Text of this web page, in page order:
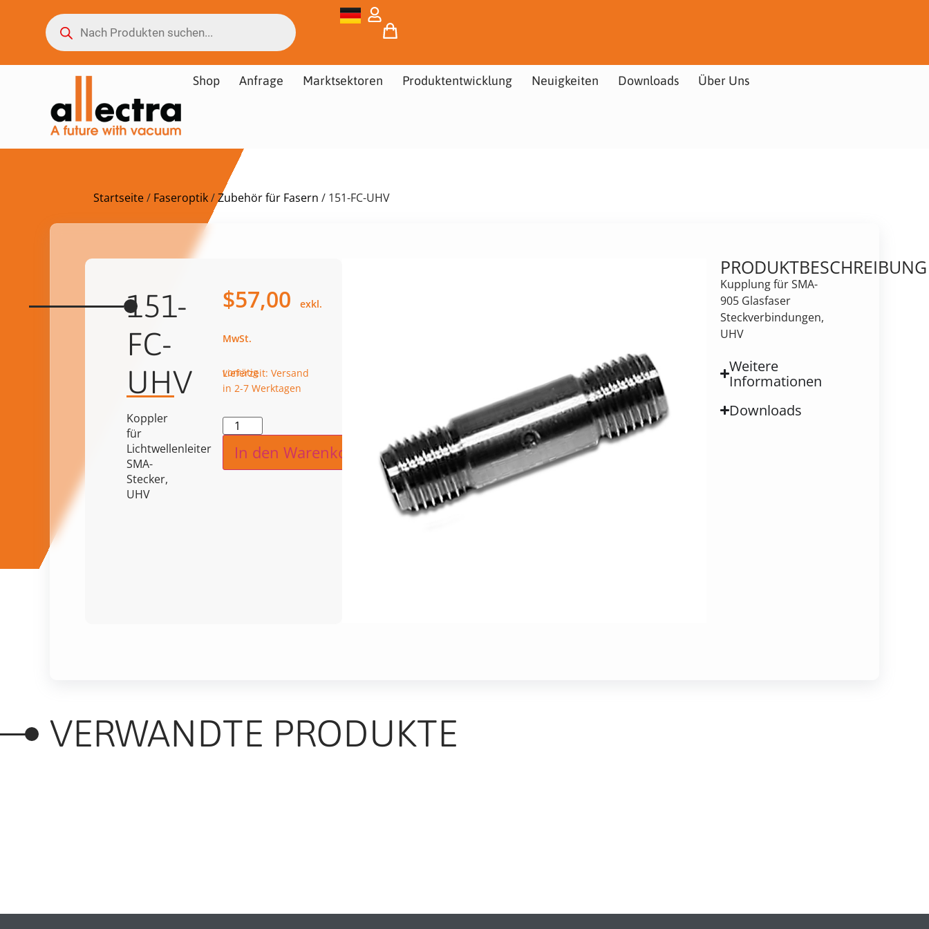
Shop Anfrage Marktsektoren Produktentwicklung Neuigkeiten Downloads Über Uns
Startseite/ Faseroptik/Zubehör für Fasern / 151-FC-UHV
151-
FC-
UHV
Koppler
für
Lichtwellenleiter
SMA-
Stecker,
UHV
$57,00
vorrätig
Lieferzeit: Versand
in 2-7 Werktagen
In den Warenkorb
PRODUKTBESCHREIBUNG
Kupplung für SMA-
905 Glasfaser
Steckverbindungen,
UHV
Weitere
Informationen
Downloads
VERWANDTE PRODUKTE